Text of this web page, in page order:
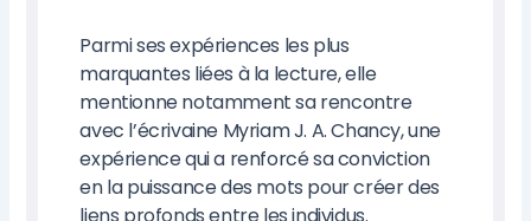
Parmi ses expériences les plus
marquantes liées à la lecture, elle
mentionne notamment sa rencontre
avec l’écrivaine Myriam J. A. Chancy, une
expérience qui a renforcé sa conviction
en la puissance des mots pour créer des